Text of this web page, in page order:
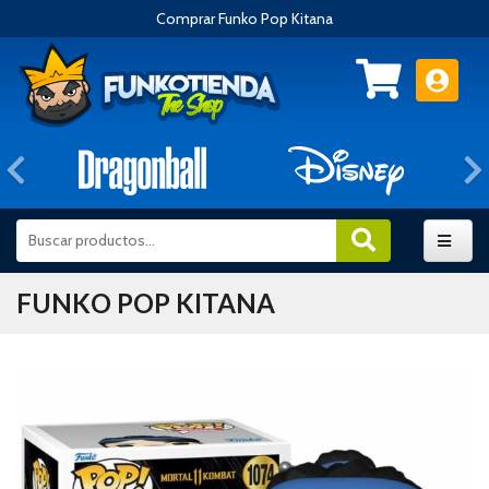
Comprar Funko Pop Kitana
Anterior
FUNKO POP KITANA